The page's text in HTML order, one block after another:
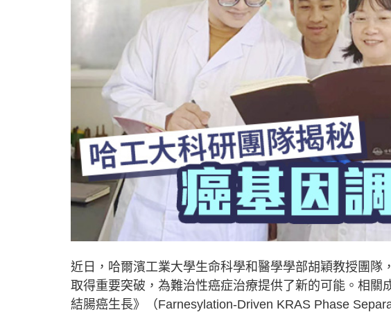
近日，哈爾濱工業大學生命科學和醫學學部胡穎教授團隊
取得重要突破，為難治性癌症治療提供了新的可能。相關
結腸癌生長》（Farnesylation-Driven KRAS Phase